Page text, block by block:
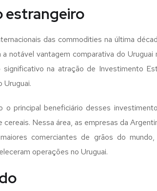
estrangeiro
das commodities na última
notável vantagem comparativa do
na atração de Investimento
Uruguai.
principal beneficiário desses
Nessa área, as empresas da
comerciantes de grãos do
operações no Uruguai.